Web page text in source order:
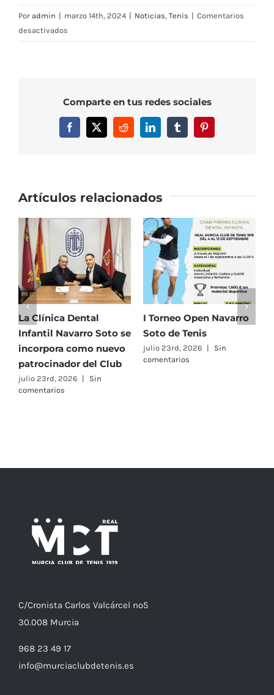
Por admin | marzo 14th, 2024 | Noticias, Tenis | Comentarios
desactivados
proclama
campeona
alevín
Comparte en tus redes sociales
Facebook
X RedditLinkedInTumblrPinterest
Artículos relacionados
La Clínica Dental
Infantil Navarro Soto se
incorpora como nuevo
patrocinador del Club
julio 23rd, 2026 |
Sin
comentarios
I Torneo Open Navarro
Soto de Tenis
julio 23rd, 2026 |
Sin
comentarios
C/Cronista Carlos Valcárcel nº5
30.008 Murcia
968 23 49 17
info@murciaclubdetenis.es